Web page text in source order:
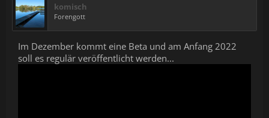
komisch
Forengott
Im Dezember kommt eine Beta und am Anfang 2022
soll es regulär veröffentlicht werden...